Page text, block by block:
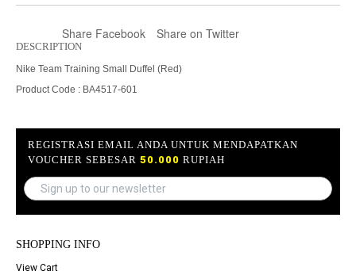
Share Facebook Share on Twitter
DESCRIPTION
Nike Team Training Small Duffel (Red)
Product Code : BA4517-601
REGISTRASI EMAIL ANDA UNTUK MENDAPATKAN
VOUCHER SEBESAR 50.000 RUPIAH
SHOPPING INFO
View Cart